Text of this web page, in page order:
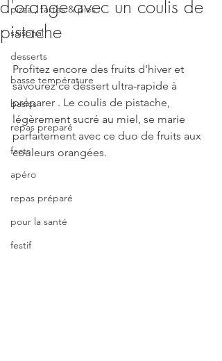
pizza , tartes & pies
saisonal
desserts
basse température
basics
repas preparé
facts
apéro
repas préparé
pour la santé
festif
d'orange avec un coulis de
pistache
Profitez encore des fruits d'hiver et
savourez ce dessert ultra-rapide à
préparer . Le coulis de pistache,
légèrement sucré au miel, se marie
parfaitement avec ce duo de fruits aux
couleurs orangées.